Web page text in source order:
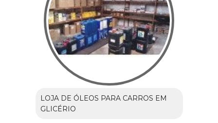
LOJA DE ÓLEOS PARA CARROS EM
GLICÉRIO